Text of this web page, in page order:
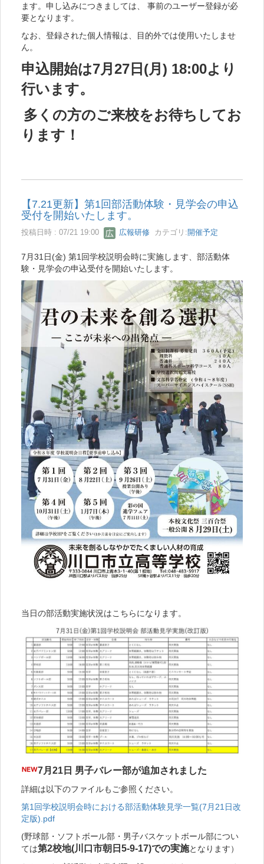
ます。申し込みにつきましては、 事前のユーザー登録が必
要となります。
なお、登録された個人情報は、目的外では使用いたしませ
ん。
申込開始は7月27日(月) 18:00より
行います。
多くの方のご来校をお待ちしてお
ります！
【7.21更新】第1回部活動体験・見学会の申込
受付を開始いたします。
投稿日時 : 07/21 19:00 広報研修 カテゴリ:開催予定
7月31日(金) 第1回学校説明会時に実施します、部活動体
験・見学会の申込受付を開始いたします。
当日の部活動実施状況はこちらになります。
7月21日 男子バレー部が追加されました
詳細は以下のファイルもご参照ください。
第1回学校説明会時における部活動体験見学一覧(7月21日改
定版).pdf
(野球部・ソフトボール部・男子バスケットボール部につい
ては第2校地(川口市朝日5-9-17)での実施となります）